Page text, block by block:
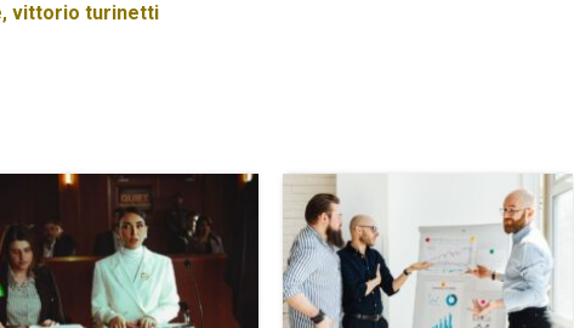
, vittorio turinetti